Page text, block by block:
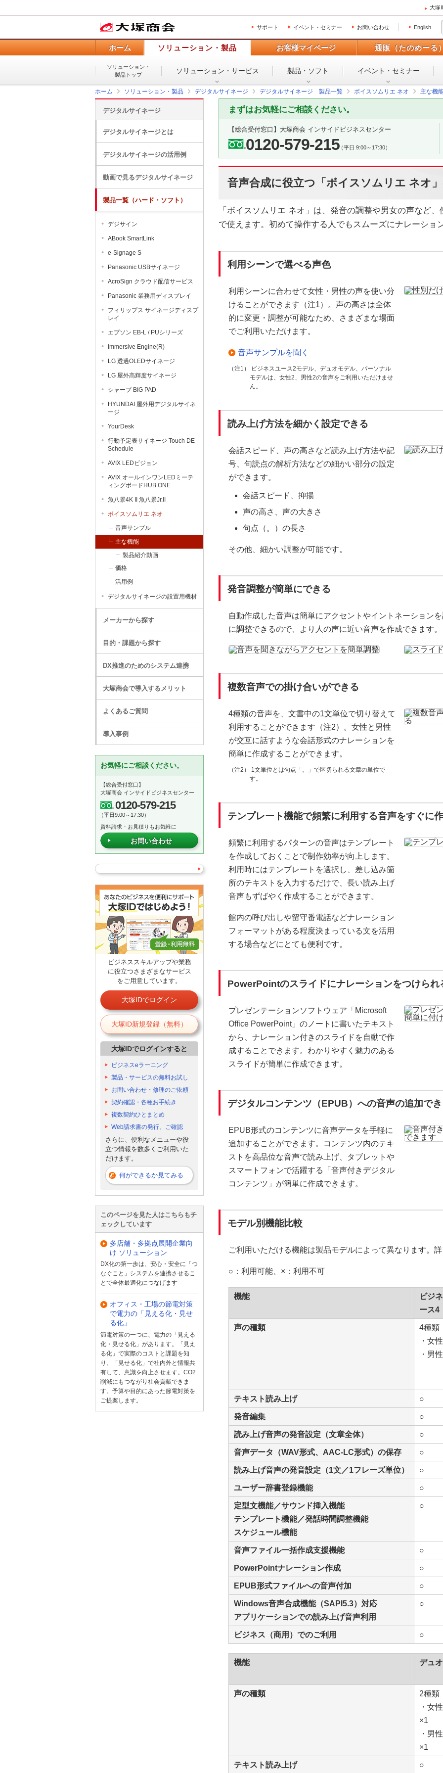
大塚
サポート イベント・セミナー お問い合わせ English
ホーム ソリューション・製品 お客様マイページ 通販（たのめーる
ソリューション・
製品トップ
ソリューション・ サービス 製品・ソフト イベント・ セミナー
ホーム ソリューション・製品 デジタルサイネージ デジタルサイネージ 製品一覧 ボイスソムリエ ネオ 主な機
まずはお気軽にご相談ください。
【総合受付窓口】 大塚商会 インサイドビジネスセンター
0120-579-215（平日 9:00～17:30）
音声合成に役立つ「ボイスソムリエ ネオ
「ボイスソムリエ ネオ」は、発音の調整や男女の声など
で使えます。初めて操作する人でもスムーズにナレーショ
利用シーンで選べる声色
利用シーンに合わせて女性・男性の声を使い分
けることができます（注1）。声の高さは全体
的に変更・調整が可能なため、さまざまな場面
でご利用いただけます。
音声サンプルを聞く
（注1） ビジネスユース2モデル、デュオモデル、パーソナル
モデルは、女性2、男性2の音声をご利用いただけませ
ん。
読み上げ方法を細かく設定できる
会話スピード、声の高さなど読み上げ方法や記
号、句読点の解析方法などの細かい部分の設定
ができます。
会話スピード、抑揚
声の高さ、声の大きさ
句点（。）の長さ
その他、細かい調整が可能です。
発音調整が簡単にできる
自動作成した音声は簡単にアクセントやイントネーション
に調整できるので、より人の声に近い音声を作成できます。
複数音声での掛け合いができる
4種類の音声を、文書中の1文単位で切り替えて
利用することができます（注2）。女性と男性
が交互に話すような会話形式のナレーションを
簡単に作成することができます。
（注2） 1文単位とは句点「。」で区切られる文章の単位で
す。
テンプレート機能で頻繁に利用する音声をすぐに
頻繁に利用するパターンの音声はテンプレート
を作成しておくことで制作効率が向上します。
利用時にはテンプレートを選択し、差し込み箇
所のテキストを入力するだけで、長い読み上げ
音声もずばやく作成することができます。
館内の呼び出しや留守番電話などナレーション
フォーマットがある程度決まっている文を活用
する場合などにとても便利です。
PowerPointのスライドにナレーションをつけられ
プレゼンテーションソフトウェア「Microsoft
Office PowerPoint」のノートに書いたテキスト
から、ナレーション付きのスライドを自動で作
成することできます。わかりやすく魅力のある
スライドが簡単に作成できます。
デジタルコンテンツ（EPUB）への音声の追加で
EPUB形式のコンテンツに音声データを手軽に
追加することができます。コンテンツ内のテキ
ストを高品位な音声で読み上げ、タブレットや
スマートフォンで活躍する「音声付きデジタル
コンテンツ」が簡単に作成できます。
モデル別機能比較
ご利用いただける機能は製品モデルによって異なります。
○：利用可能、×：利用不可
機能
ビジ
ース4
声の種類
4種類
・女
・男
テキスト読み上げ ○
発音編集 ○
読み上げ音声の発音設定（文章全体） ○
音声データ（WAV形式、AAC-LC形式）の保存 ○
読み上げ音声の発音設定（1文／1フレーズ単位） ○
ユーザー辞書登録機能 ○
定型文機能／サウンド挿入機能
テンプレート機能／発話時間調整機能
スケジュール機能
○
音声ファイル一括作成支援機能 ○
PowerPointナレーション作成 ○
EPUB形式ファイルへの音声付加 ○
Windows音声合成機能（SAPI5.3）対応
アプリケーションでの読み上げ音声利用
○
ビジネス（商用）でのご利用 ○
機能 デュオ
声の種類
2種類
・女性
×1
・男性
×1
テキスト読み上げ ○
デジタルサイネージ
デジタルサイネージとは
デジタルサイネージの活用例
動画で見るデジタルサイネージ
製品一覧（ハード・ソフト）
デジサイン
ABook SmartLink
e-Signage S
Panasonic USBサイネージ
AcroSign クラウド配信サービス
Panasonic 業務用ディスプレイ
フィリップス サイネージディスプ
レイ
エプソン EB-L / PUシリーズ
Immersive Engine(R)
LG 透過OLEDサイネージ
LG 屋外高輝度サイネージ
シャープ BIG PAD
HYUNDAI 屋外用デジタルサイネ
ージ
YourDesk
行動予定表サイネージ Touch DE
Schedule
AVIX LEDビジョン
AVIX オールインワンLEDミーテ
ィングボードHUB ONE
魚八景4K II 魚八景Jr.II
ボイスソムリエ ネオ
音声サンプル
主な機能
製品紹介動画
価格
活用例
デジタルサイネージの設置用機材
メーカーから探す
目的・課題から探す
DX推進のためのシステム連携
大塚商会で導入するメリット
よくあるご質問
導入事例
お気軽にご相談ください。
【総合受付窓口】
大塚商会 インサイドビジネスセンター
0120-579-215
（平日9:00～17:30）
資料請求・お見積りもお気軽に
お問い合わせ
ビジネススキルアップや業務
に役立つさまざまなサービス
をご用意しています。
大塚IDでログイン
大塚ID新規登録（無料）
大塚IDでログインすると
ビジネスeラーニング
製品・サービスの無料お試し
お問い合わせ・修理のご依頼
契約確認・各種お手続き
複数契約ひとまとめ
Web請求書の発行、ご確認
さらに、便利なメニューや役
立つ情報を数多くご利用いた
だけます。
何ができるか見てみる
このページを見た人はこちらもチ
ェックしています
多店舗・多拠点展開企業向
け ソリューション
DX化の第一歩は、安心・安全に「つ
なぐこと」システムを連携させるこ
とで全体最適化につなげます
オフィス・工場の節電対策
で電力の「見える化・見せ
る化」
節電対策の一つに、電力の「見える
化・見せる化」があります。「見え
る化」で実際のコストと課題を知
り、「見せる化」で社内外と情報共
有して、意識を向上させます。CO2
削減にもつながり社会貢献できま
す。予算や目的にあった節電対策を
ご提案します。